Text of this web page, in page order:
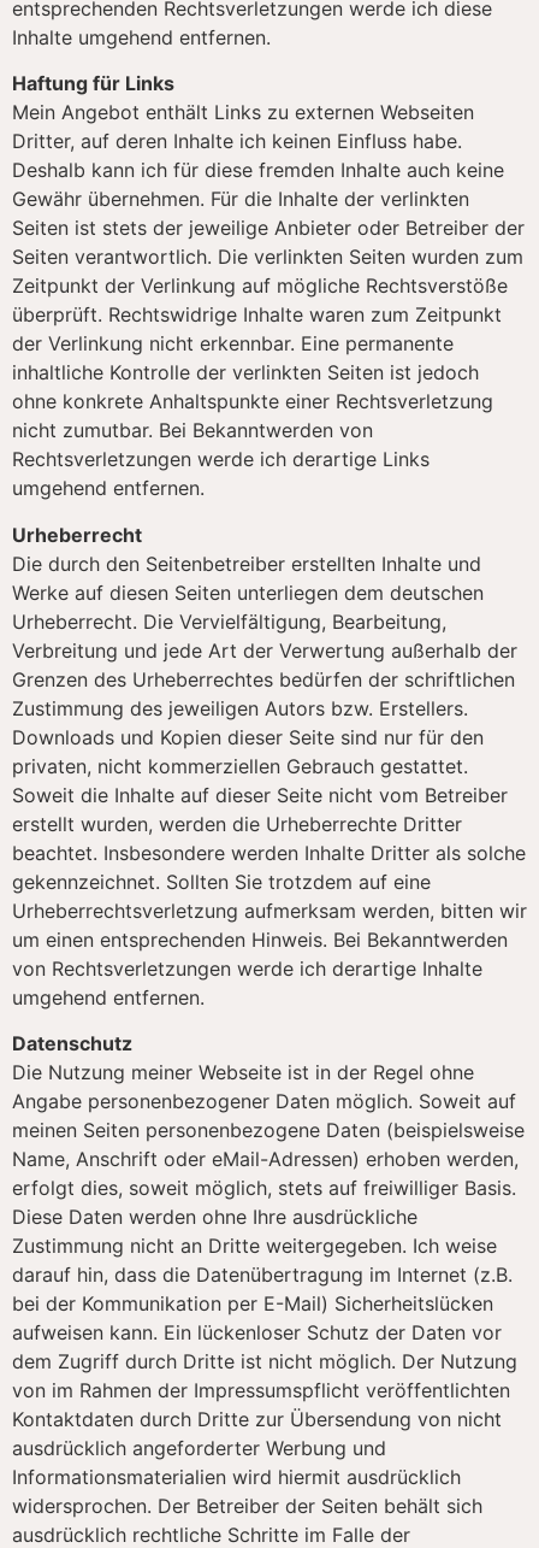
entsprechenden Rechtsverletzungen werde ich diese
Inhalte umgehend entfernen.
Haftung für Links
Mein Angebot enthält Links zu externen Webseiten
Dritter, auf deren Inhalte ich keinen Einfluss habe.
Deshalb kann ich für diese fremden Inhalte auch keine
Gewähr übernehmen. Für die Inhalte der verlinkten
Seiten ist stets der jeweilige Anbieter oder Betreiber der
Seiten verantwortlich. Die verlinkten Seiten wurden zum
Zeitpunkt der Verlinkung auf mögliche Rechtsverstöße
überprüft. Rechtswidrige Inhalte waren zum Zeitpunkt
der Verlinkung nicht erkennbar. Eine permanente
inhaltliche Kontrolle der verlinkten Seiten ist jedoch
ohne konkrete Anhaltspunkte einer Rechtsverletzung
nicht zumutbar. Bei Bekanntwerden von
Rechtsverletzungen werde ich derartige Links
umgehend entfernen.
Urheberrecht
Die durch den Seitenbetreiber erstellten Inhalte und
Werke auf diesen Seiten unterliegen dem deutschen
Urheberrecht. Die Vervielfältigung, Bearbeitung,
Verbreitung und jede Art der Verwertung außerhalb der
Grenzen des Urheberrechtes bedürfen der schriftlichen
Zustimmung des jeweiligen Autors bzw. Erstellers.
Downloads und Kopien dieser Seite sind nur für den
privaten, nicht kommerziellen Gebrauch gestattet.
Soweit die Inhalte auf dieser Seite nicht vom Betreiber
erstellt wurden, werden die Urheberrechte Dritter
beachtet. Insbesondere werden Inhalte Dritter als solche
gekennzeichnet. Sollten Sie trotzdem auf eine
Urheberrechtsverletzung aufmerksam werden, bitten wir
um einen entsprechenden Hinweis. Bei Bekanntwerden
von Rechtsverletzungen werde ich derartige Inhalte
umgehend entfernen.
Datenschutz
Die Nutzung meiner Webseite ist in der Regel ohne
Angabe personenbezogener Daten möglich. Soweit auf
meinen Seiten personenbezogene Daten (beispielsweise
Name, Anschrift oder eMail-Adressen) erhoben werden,
erfolgt dies, soweit möglich, stets auf freiwilliger Basis.
Diese Daten werden ohne Ihre ausdrückliche
Zustimmung nicht an Dritte weitergegeben. Ich weise
darauf hin, dass die Datenübertragung im Internet (z.B.
bei der Kommunikation per E-Mail) Sicherheitslücken
aufweisen kann. Ein lückenloser Schutz der Daten vor
dem Zugriff durch Dritte ist nicht möglich. Der Nutzung
von im Rahmen der Impressumspflicht veröffentlichten
Kontaktdaten durch Dritte zur Übersendung von nicht
ausdrücklich angeforderter Werbung und
Informationsmaterialien wird hiermit ausdrücklich
widersprochen. Der Betreiber der Seiten behält sich
ausdrücklich rechtliche Schritte im Falle der